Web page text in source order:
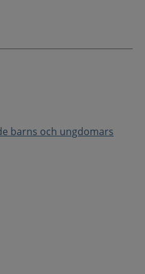
barns och ungdomars